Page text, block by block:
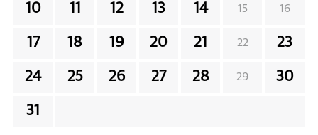
10 11 12 13 14 15 16
17 18 19 20 21 22 23
24 25 26 27 28 29 30
31